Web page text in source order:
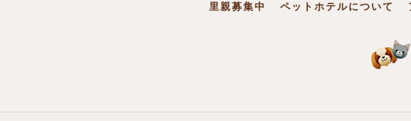
里親募集中 ペットホテルについて